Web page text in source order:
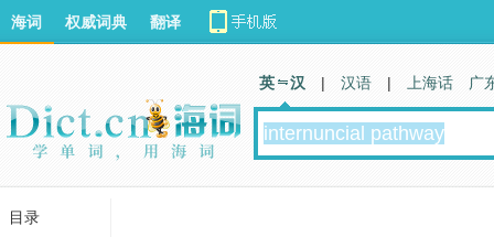
海词 权威词典 翻译
英 汉 | 汉语 | 上海话 广
目录